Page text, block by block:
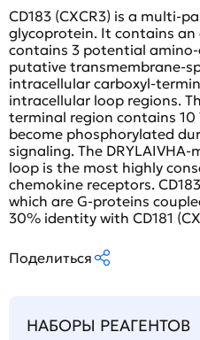
CD183 (CXCR3) is a multi-
glycoprotein. It contains
contains 3 potential
putative transmembrane-
intracellular carboxyl-
intracellular loop regions.
terminal region contains
become phosphorylated
signaling. The
loop is the most highly
chemokine receptors.
which are G-proteins
30% identity with CD181
Поделиться
НАБОРЫ РЕАГЕНТОВ